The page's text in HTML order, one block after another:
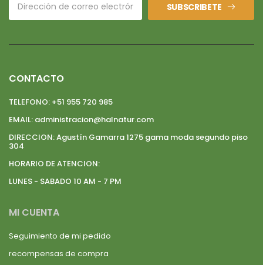
SUBSCRIBETE
CONTACTO
TELEFONO: +51 955 720 985
EMAIL: administracion@halnatur.com
DIRECCION:Agustín Gamarra 1275 gama moda segundo piso
304
HORARIO DE ATENCION:
LUNES - SABADO 10 AM - 7 PM
MI CUENTA
Seguimiento de mi pedido
recompensas de compra